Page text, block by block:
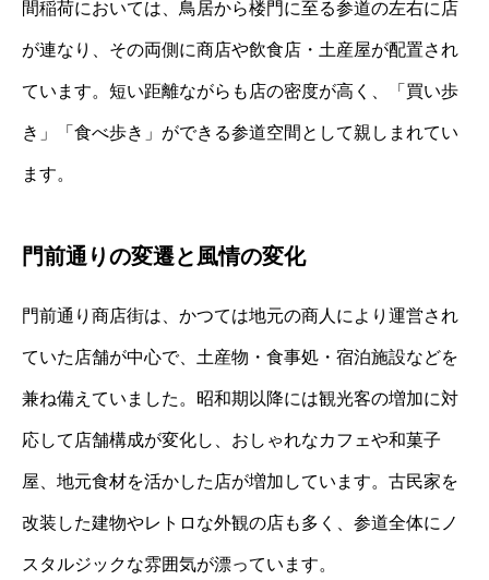
間稲荷においては、鳥居から楼門に至る参道の左右に店
が連なり、その両側に商店や飲食店・土産屋が配置され
ています。短い距離ながらも店の密度が高く、「買い歩
き」「食べ歩き」ができる参道空間として親しまれてい
ます。
門前通りの変遷と風情の変化
門前通り商店街は、かつては地元の商人により運営され
ていた店舗が中心で、土産物・食事処・宿泊施設などを
兼ね備えていました。昭和期以降には観光客の増加に対
応して店舗構成が変化し、おしゃれなカフェや和菓子
屋、地元食材を活かした店が増加しています。古民家を
改装した建物やレトロな外観の店も多く、参道全体にノ
スタルジックな雰囲気が漂っています。